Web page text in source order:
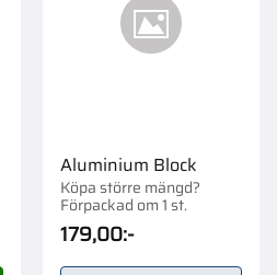
Aluminium Block
Köpa större mängd?
Förpackad om 1 st.
179,00:-